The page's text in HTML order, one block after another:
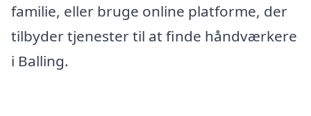
familie, eller bruge online platforme, der
tilbyder tjenester til at finde håndværkere
i Balling.